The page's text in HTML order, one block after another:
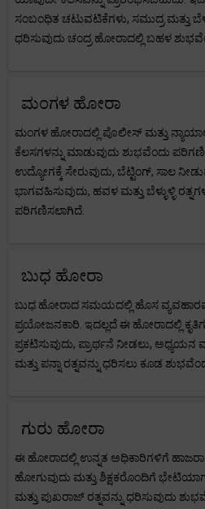
ಸಂಬಂಧಿತ ಚಟುವಟಿಕೆಗಳು, ಸಮುದ್ರ ಮತ್ತು
ಧರಿಸುವುದು ಚಂದ್ರ ಹೋರಾದಲ್ಲಿ ಬಹಳ
ಮಂಗಳ ಹೋರಾ
ಮಂಗಳ ಹೋರಾದಲ್ಲಿ ಪೊಲೀಸ್ ಮತ್ತು
ಕೆಲಸಗಳನ್ನು ಮಾಡುವುದು ಶುಭವೆಂದು
ಉದ್ಯೋಗಕ್ಕೆ ಸೇರುವುದು, ಬೆಟ್ಟಿಂಗ್, ಸಾಲ
ಭಾಗವಹಿಸುವುದು, ಹವಳ ಮತ್ತು ಬೆಳ್ಳುಳ್ಳಿ
ಪರಿಗಣಿಸಲಾಗಿದೆ.
ಬುಧ ಹೋರಾ
ಬುಧ ಹೋರಾದ ಸಮಯದಲ್ಲಿ ಹೊಸ
ಪ್ರಯೋಜನಕಾರಿ. ಇದಲ್ಲದೆ ಈ ಹೋರಾದಲ್ಲಿ
ಪ್ರಕಟಿಸುವುದು, ಪ್ರಾರ್ಥನೆ ನೀಡಲು, ಅಧ್ಯಯನ
ಮತ್ತು ಪನ್ನಾ ರತ್ನವನ್ನು ಧರಿಸಲು ಕೂಡ
ಗುರು ಹೋರಾ
ಈ ಹೋರಾದಲ್ಲಿ ಉನ್ನತ ಅಧಿಕಾರಿಗಳಿಗೆ
ಹೋಗುವುದು ಮತ್ತು ಶಿಕ್ಷಕರೊಂದಿಗೆ
ಮತ್ತು ಪುಖರಾಜ್ ರತ್ನವನ್ನು ಧರಿಸುವುದು